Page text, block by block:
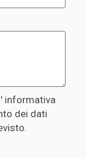
informativa
dei dati